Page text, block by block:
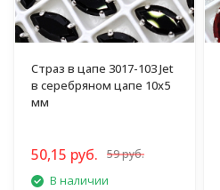
Страз в цапе 3017-103 Jet
в серебряном цапе 10х5
мм
50,15 руб. 59 руб.
В наличии